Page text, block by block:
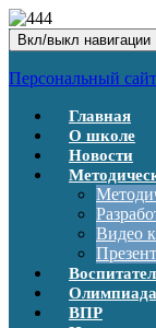
Вкл/выкл навигации
Персональный сайт
Главная
О школе
Новости
Видео
ВПР